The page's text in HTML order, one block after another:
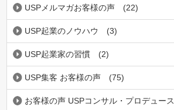
USPメルマガお客様の声 (22)
USP起業のノウハウ (3)
USP起業家の習慣 (2)
USP集客 お客様の声 (75)
お客様の声 USPコンサル・プロデュース